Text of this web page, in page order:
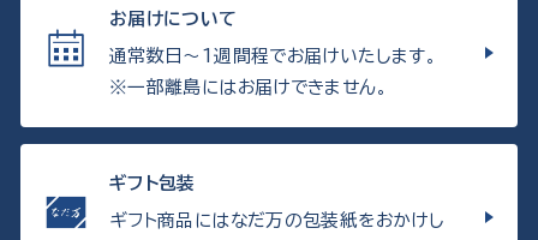
お届けについて
通常数日〜1週間程でお届けいたします。
※一部離島にはお届けできません。
ギフト包装
ギフト商品にはなだ万の包装紙をおかけし